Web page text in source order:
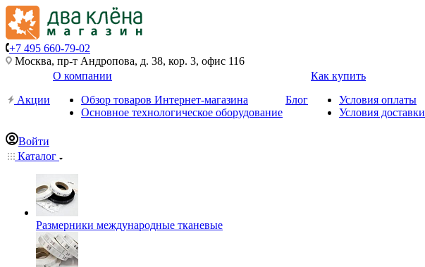
+7 495 660-79-02
Москва, пр-т Андропова, д. 38, кор. 3, офис 116
Акции
О компании
Обзор товаров Интернет-магазина
Основное технологическое оборудование
Блог
Как купить
Условия оплаты
Условия доставки
Войти
Каталог
Размерники международные тканевые